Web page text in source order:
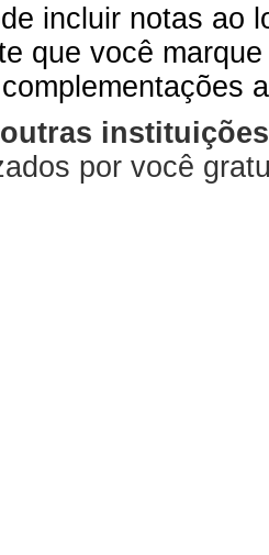
incluir notas ao
que você
por você